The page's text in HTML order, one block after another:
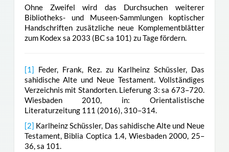
Ohne Zweifel wird das Durchsuchen weiterer
Bibliotheks- und Museen-Sammlungen koptischer
Handschriften zusätzliche neue Komplementblätter
zum Kodex sa 2033 (BC sa 101) zu Tage fördern.
[1] Feder, Frank, Rez. zu Karlheinz Schüssler, Das
sahidische Alte und Neue Testament. Vollständiges
Verzeichnis mit Standorten. Lieferung 3: sa 673–720.
Wiesbaden 2010, in: Orientalistische
Literaturzeitung 111 (2016), 310–314.
[2] Karlheinz Schüssler, Das sahidische Alte und Neue
Testament, Biblia Coptica 1.4, Wiesbaden 2000, 25–
36, sa 101.